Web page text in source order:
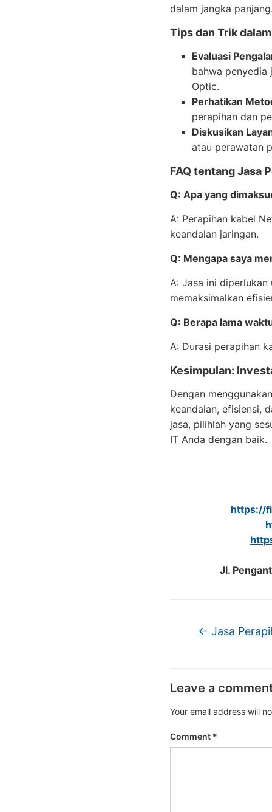
dalam jangka
Tips dan Trik
Evaluasi
bahwa penyedia
Optic.
Perhatikan
perapihan dan
Diskusikan
atau perawatan
FAQ tentang Jasa
Q: Apa yang
A: Perapihan kabel
keandalan jaringan.
Q: Mengapa saya
A: Jasa ini
memaksimalkan
Q: Berapa lama
A: Durasi perapihan
Kesimpulan:
Dengan
keandalan, efisiensi,
jasa, pilihlah yang
IT Anda dengan baik.
https://
Jl.
← Jasa
Leave a
Your email address will
Comment *